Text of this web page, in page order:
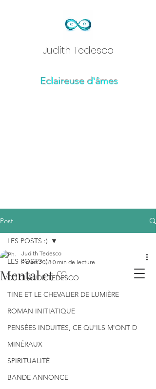
Judith Tedesco
Eclaireuse d'âmes
Post
LES POSTS :)
CD CLAUDE TEDESCO
TINE ET LE CHEVALIER DE LUMIÈRE
ROMAN INITIATIQUE
PENSÉES INDUITES, CE QU'ILS M'ONT D
MINÉRAUX
SPIRITUALITÉ
BANDE ANNONCE
LES POSTS :)
Mental et ♡
Judith Tedesco
9 mars 2018 0 min de lecture